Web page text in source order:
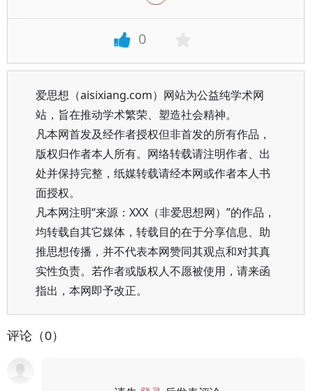
0
爱思想（aisixiang.com）网站为公益纯学术网
站，旨在推动学术繁荣、塑造社会精神。
凡本网首发及经作者授权但非首发的所有作品，
版权归作者本人所有。网络转载请注明作者、出
处并保持完整，纸媒转载请经本网或作者本人书
面授权。
凡本网注明“来源：XXX（非爱思想网）”的作品，
均转载自其它媒体，转载目的在于分享信息、助
推思想传播，并不代表本网赞同其观点和对其真
实性负责。若作者或版权人不愿被使用，请来函
指出，本网即予改正。
评论（0）